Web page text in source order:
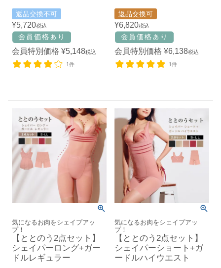
返品交換不可
¥5,720税込
会員特別価格 ¥5,148税込
1件
返品交換可
¥6,820税込
会員特別価格 ¥6,138税込
1件
気になるお肉をシェイプアッ
プ！
【ととのう2点セット】
シェイパーロング+ガー
ドルレギュラー
気になるお肉をシェイプアッ
プ！
【ととのう2点セット】
シェイパーショート+ガ
ードルハイウエスト